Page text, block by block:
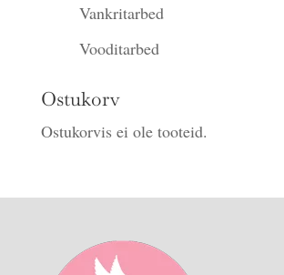
Vankritarbed
Vooditarbed
Ostukorv
Ostukorvis ei ole tooteid.